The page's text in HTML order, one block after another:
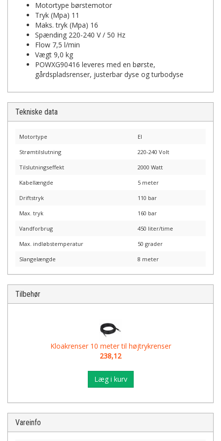
Motortype børstemotor
Tryk (Mpa) 11
Maks. tryk (Mpa) 16
Spænding 220-240 V / 50 Hz
Flow 7,5 l/min
Vægt 9,0 kg
POWXG90416 leveres med en børste,
gårdspladsrenser, justerbar dyse og turbodyse
Tekniske data
Motortype El
Strømtilslutning 220-240 Volt
Tilslutningseffekt 2000 Watt
Kabellængde 5 meter
Driftstryk 110 bar
Max. tryk 160 bar
Vandforbrug 450 liter/time
Max. indløbstemperatur 50 grader
Slangelængde 8 meter
Tilbehør
Kloakrenser 10 meter til højtrykrenser
238,12
Læg i kurv
Vareinfo